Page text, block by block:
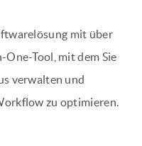
mit über
Tool, mit dem Sie
verwalten und
zu optimieren.